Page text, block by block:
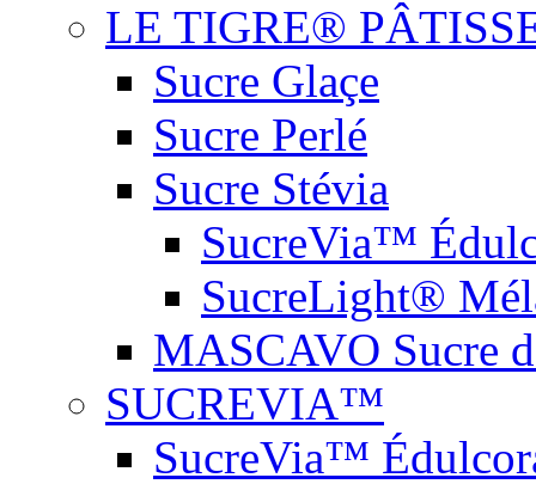
LE TIGRE®
Sucre Glaçe
Sucre Perlé
Sucre Stévia
SucreVia™
SucreLight®
MASCAVO Sucre
SUCREVIA™
SucreVia™